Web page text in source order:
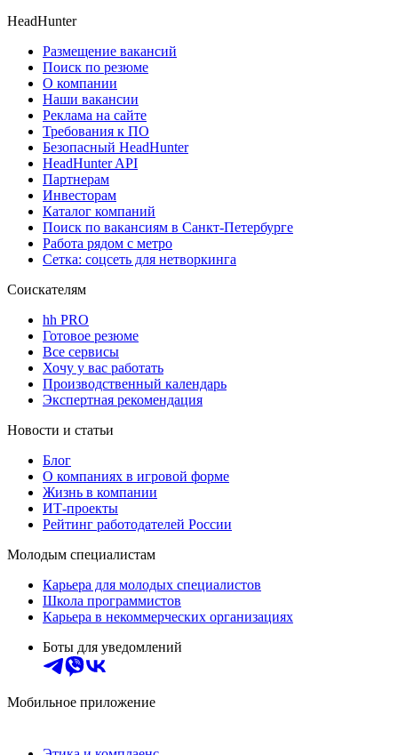
HeadHunter
Размещение вакансий
Поиск по резюме
О компании
Наши вакансии
Реклама на сайте
Требования к ПО
Безопасный HeadHunter
HeadHunter API
Партнерам
Инвесторам
Каталог компаний
Поиск по вакансиям в Санкт-Петербурге
Работа рядом с метро
Сетка: соцсеть для нетворкинга
Соискателям
hh PRO
Готовое резюме
Все сервисы
Хочу у вас работать
Производственный календарь
Экспертная рекомендация
Новости и статьи
Блог
О компаниях в игровой форме
Жизнь в компании
ИТ-проекты
Рейтинг работодателей России
Молодым специалистам
Карьера для молодых специалистов
Школа программистов
Карьера в некоммерческих организациях
Боты для уведомлений
Мобильное приложение